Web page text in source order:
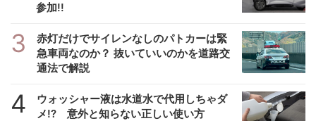
参加!!
3
赤灯だけでサイレンなしのパトカーは緊
急車両なのか？ 抜いていいのかを道路交
通法で解説
4
ウォッシャー液は水道水で代用しちゃダ
メ!? 意外と知らない正しい使い方